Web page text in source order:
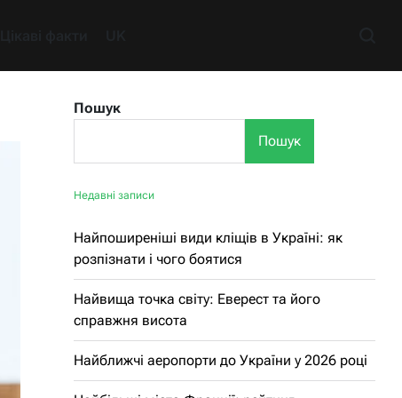
Пошук
Пошук
Недавні записи
Найпоширеніші види кліщів в Україні: як
розпізнати і чого боятися
Найвища точка світу: Еверест та його
справжня висота
Найближчі аеропорти до України у 2026 році